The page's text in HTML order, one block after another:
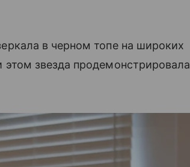
в черном топе на широких
звезда продемонстрировала